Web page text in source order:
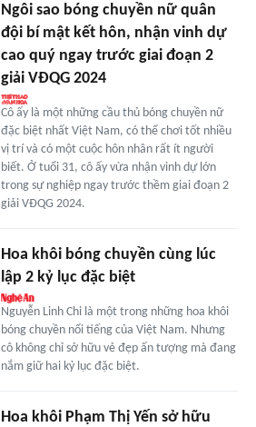
Ngôi sao bóng chuyền nữ quân
đội bí mật kết hôn, nhận vinh dự
cao quý ngay trước giai đoạn 2
giải VĐQG 2024
Cô ấy là một những cầu thủ bóng chuyền nữ
đặc biệt nhất Việt Nam, có thể chơi tốt nhiều
vị trí và có một cuộc hôn nhân rất ít người
biết. Ở tuổi 31, cô ấy vừa nhận vinh dự lớn
trong sự nghiệp ngay trước thềm giai đoạn 2
giải VĐQG 2024.
Hoa khôi bóng chuyền cùng lúc
lập 2 kỷ lục đặc biệt
Nguyễn Linh Chi là một trong những hoa khôi
bóng chuyền nổi tiếng của Việt Nam. Nhưng
cô không chỉ sở hữu vẻ đẹp ấn tượng mà đang
nắm giữ hai kỷ lục đặc biệt.
Hoa khôi Phạm Thị Yến sở hữu